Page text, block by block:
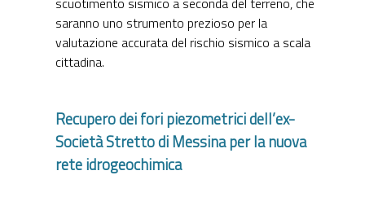
saranno uno strumento prezioso per la
valutazione accurata del rischio sismico a scala
cittadina.
Recupero dei fori piezometrici dell’ex-
Società Stretto di Messina per la nuova
rete idrogeochimica